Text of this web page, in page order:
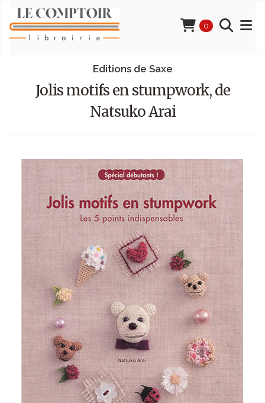
0
Editions de Saxe
Jolis motifs en stumpwork, de
Natsuko Arai